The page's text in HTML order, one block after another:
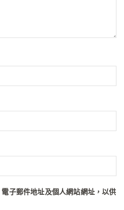
子郵件地址及個人網站網址，以供